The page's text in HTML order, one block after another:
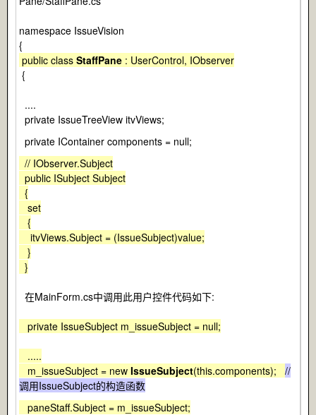
namespace IssueVision
{
public class StaffPane : UserControl, IObserver
{
....
private IssueTreeView itvViews;
private IContainer components = null;
// IObserver.Subject
public ISubject Subject
{
set
{
itvViews.Subject = (IssueSubject)value;
}
}
在MainForm.cs中调用此用户控件代码如下:
private IssueSubject m_issueSubject = null;
.....
m_issueSubject = new IssueSubject(this.components); //
调用IssueSubject的构造函数
paneStaff.Subject = m_issueSubject;